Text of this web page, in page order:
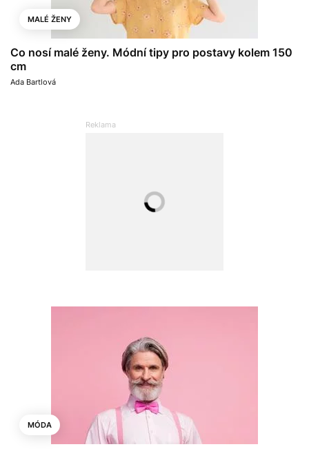
MALÉ ŽENY
Co nosí malé ženy. Módní tipy pro postavy kolem 150
cm
Ada Bartlová
MÓDA